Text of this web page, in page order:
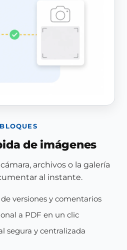
de imágenes
archivos o la galería
al instante.
versiones y comentarios
a PDF en un clic
segura y centralizada